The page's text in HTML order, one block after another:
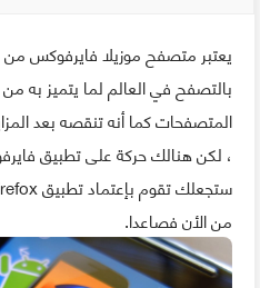
يعتبر متصفح موزيلا فايرفوكس من
بالتصفح في العالم لما يتميز به
المتصفحات كما أنه تنقصه بعد
، لكن هنالك حركة على تطبيق
من الأن فصاعدا.